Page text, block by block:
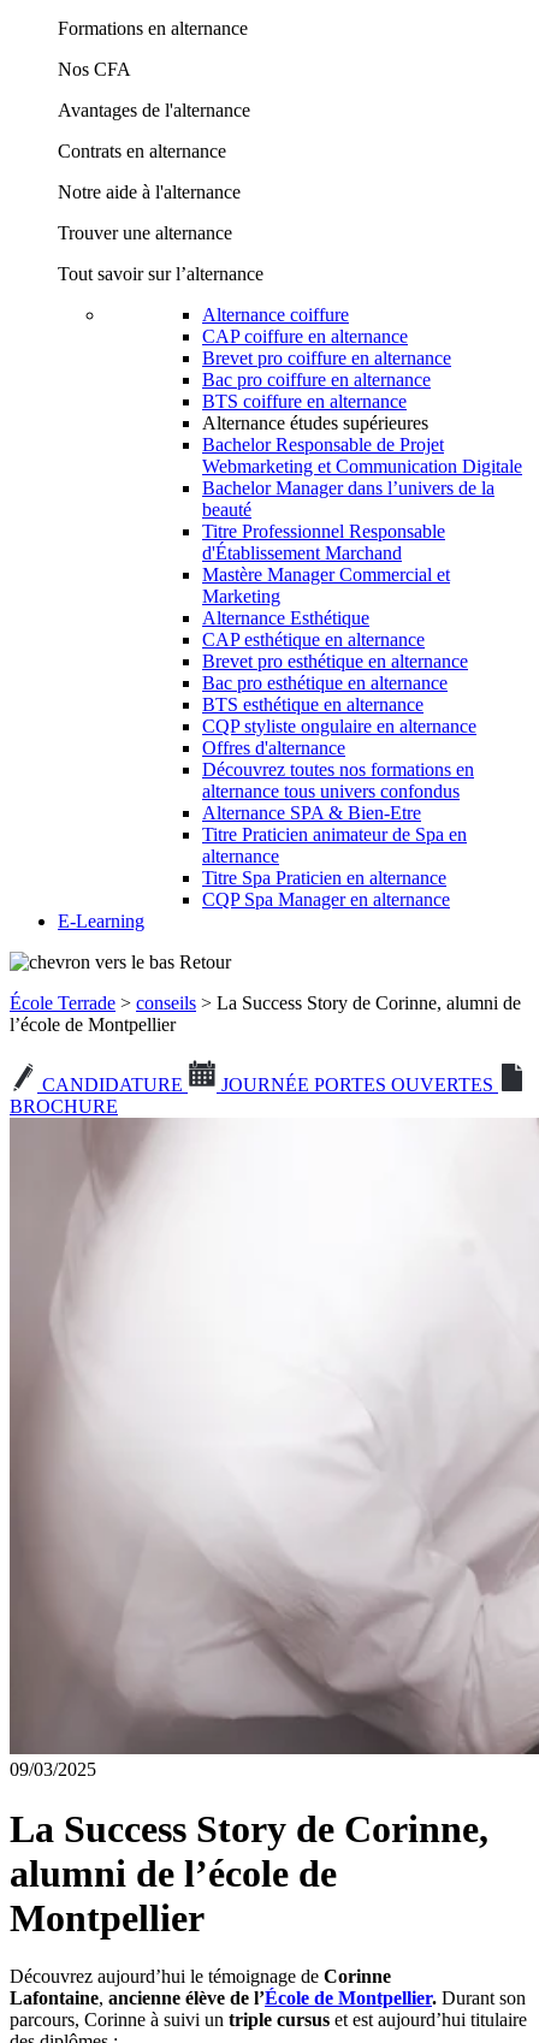
Formations en alternance
Nos CFA
Avantages de l'alternance
Contrats en alternance
Notre aide à l'alternance
Trouver une alternance
Tout savoir sur l’alternance
Alternance coiffure
CAP coiffure en alternance
Brevet pro coiffure en alternance
Bac pro coiffure en alternance
BTS coiffure en alternance
Alternance études supérieures
Bachelor Responsable de Projet
Webmarketing et Communication Digitale
Bachelor Manager dans l’univers de la
beauté
Titre Professionnel Responsable
d'Établissement Marchand
Mastère Manager Commercial et
Marketing
Alternance Esthétique
CAP esthétique en alternance
Brevet pro esthétique en alternance
Bac pro esthétique en alternance
BTS esthétique en alternance
CQP styliste ongulaire en alternance
Offres d'alternance
Découvrez toutes nos formations en
alternance tous univers confondus
Alternance SPA & Bien-Etre
Titre Praticien animateur de Spa en
alternance
Titre Spa Praticien en alternance
CQP Spa Manager en alternance
E-Learning
Retour
École Terrade > conseils > La Success Story de Corinne, alumni de
l’école de Montpellier
CANDIDATURE
JOURNÉE PORTES OUVERTES
BROCHURE
09/03/2025
La Success Story de Corinne,
alumni de l’école de
Montpellier
Découvrez aujourd’hui le témoignage de Corinne
Lafontaine, ancienne élève de l’École de Montpellier. Durant son
parcours, Corinne à suivi un triple cursus et est aujourd’hui titulaire